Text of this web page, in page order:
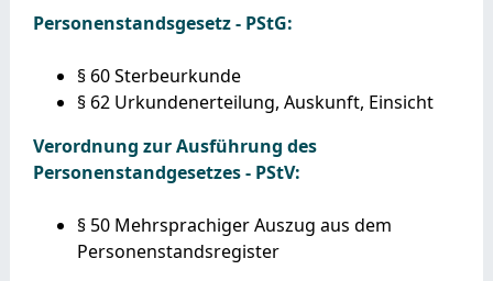
Personenstandsgesetz - PStG:
§ 60 Sterbeurkunde
§ 62 Urkundenerteilung, Auskunft, Einsicht
Verordnung zur Ausführung des
Personenstandgesetzes - PStV:
§ 50 Mehrsprachiger Auszug aus dem
Personenstandsregister